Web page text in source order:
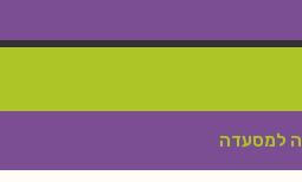
למסעדה